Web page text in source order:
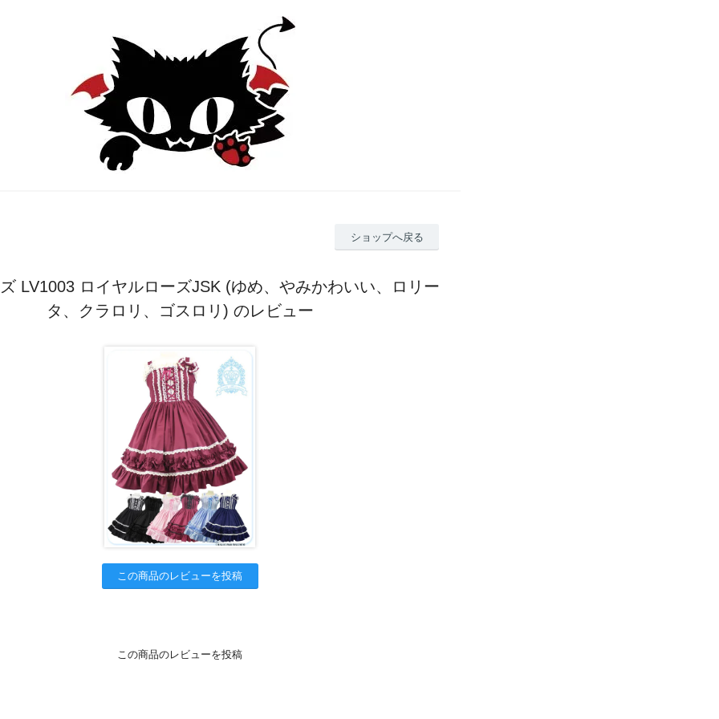
ショップへ戻る
LV1003 ロイヤルローズJSK (ゆめ、やみかわいい、ロリー
タ、クラロリ、ゴスロリ) のレビュー
この商品のレビューを投稿
この商品のレビューを投稿